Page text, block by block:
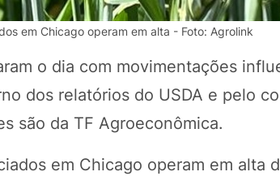
em Chicago operam em alta - Foto: Agrolink
o dia com movimentações
dos relatórios do USDA e pelo
são da TF Agroeconômica.
em Chicago operam em alta